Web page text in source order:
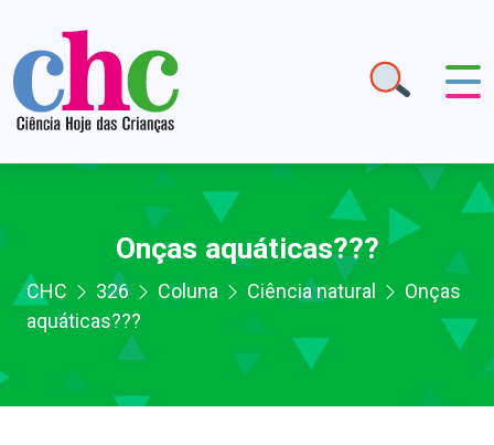
Onças aquáticas???
CHC 326 Coluna Ciência natural
Onças
aquáticas???